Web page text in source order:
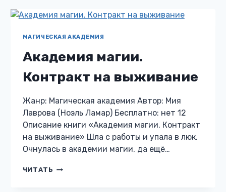
МАГИЧЕСКАЯ АКАДЕМИЯ
Академия магии.
Контракт на выживание
Жанр: Магическая академия Автор: Мия
Лаврова (Ноэль Ламар) Бесплатно: нет 12
Описание книги «Академия магии. Контракт
на выживание» Шла с работы и упала в люк.
Очнулась в академии магии, да ещё…
ЧИТАТЬ АКАДЕМИЯ